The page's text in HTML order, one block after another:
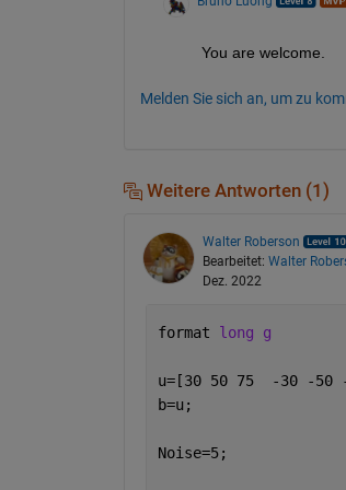
You are welcome.
Melden Sie sich an, um zu
Weitere Antworten (1)
Walter Roberson
Bearbeitet: Walter
Dez. 2022
format long g
u=[30 50 75  -30 -50
b=u;
Noise=5;